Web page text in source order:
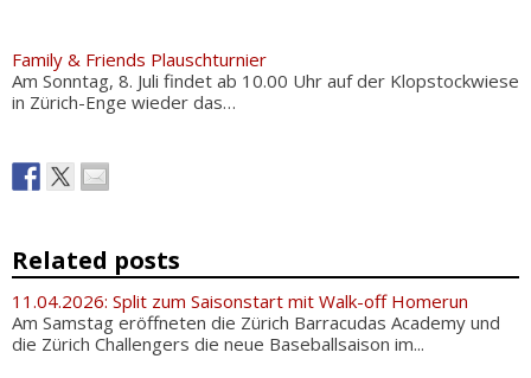
Family & Friends Plauschturnier
Am Sonntag, 8. Juli findet ab 10.00 Uhr auf der Klopstockwiese
in Zürich-Enge wieder das…
Related posts
11.04.2026: Split zum Saisonstart mit Walk-off Homerun
Am Samstag eröffneten die Zürich Barracudas Academy und
die Zürich Challengers die neue Baseballsaison im...